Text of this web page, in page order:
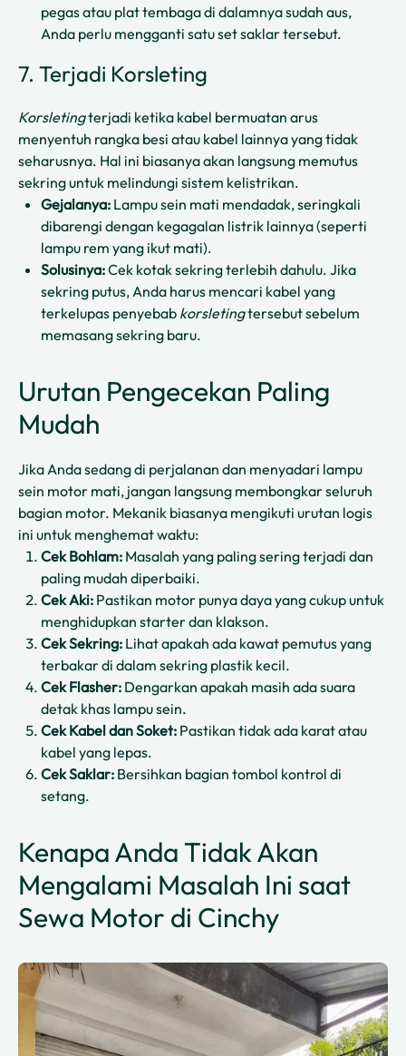
pegas atau plat tembaga di dalamnya sudah aus,
Anda perlu mengganti satu set saklar tersebut.
7. Terjadi Korsleting
Korsletingterjadi ketika kabel bermuatan arus
menyentuh rangka besi atau kabel lainnya yang tidak
seharusnya. Hal ini biasanya akan langsung memutus
sekring untuk melindungi sistem kelistrikan.
Gejalanya: Lampu sein mati mendadak, seringkali
dibarengi dengan kegagalan listrik lainnya (seperti
lampu rem yang ikut mati).
Solusinya:Cek kotak sekring terlebih dahulu. Jika
sekring putus, Anda harus mencari kabel yang
terkelupas penyebab korsletingtersebut sebelum
memasang sekring baru.
Urutan Pengecekan Paling
Mudah
Jika Anda sedang di perjalanan dan menyadari lampu
sein motor mati, jangan langsung membongkar seluruh
bagian motor. Mekanik biasanya mengikuti urutan logis
ini untuk menghemat waktu:
Cek Bohlam: Masalah yang paling sering terjadi dan
paling mudah diperbaiki.
Cek Aki: Pastikan motor punya daya yang cukup untuk
menghidupkan starter dan klakson.
Cek Sekring: Lihat apakah ada kawat pemutus yang
terbakar di dalam sekring plastik kecil.
Cek Flasher: Dengarkan apakah masih ada suara
detak khas lampu sein.
Cek Kabel dan Soket: Pastikan tidak ada karat atau
kabel yang lepas.
Cek Saklar: Bersihkan bagian tombol kontrol di
setang.
Kenapa Anda Tidak Akan
Mengalami Masalah Ini saat
Sewa Motor di Cinchy